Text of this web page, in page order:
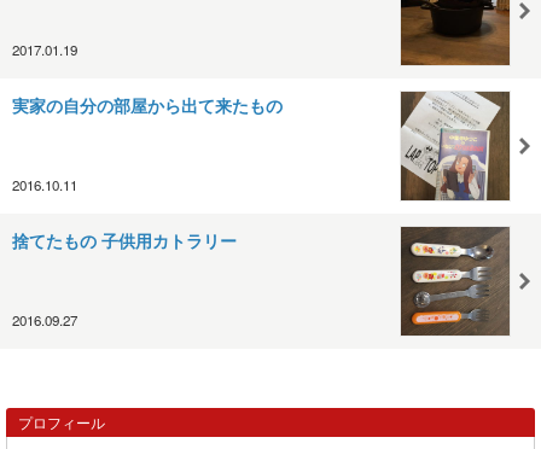
2017.01.19
実家の自分の部屋から出て来たもの
2016.10.11
捨てたもの 子供用カトラリー
2016.09.27
プロフィール